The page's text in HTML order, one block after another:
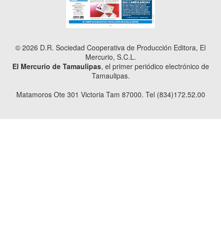
© 2026 D.R. Sociedad Cooperativa de Producción Editora, El
Mercurio, S.C.L.
El Mercurio de Tamaulipas, el primer periódico electrónico de
Tamaulipas.
Matamoros Ote 301 Victoria Tam 87000. Tel (834)172.52.00